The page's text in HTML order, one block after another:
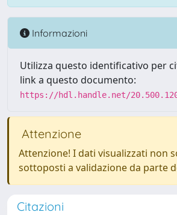
Informazioni
Utilizza questo identificativo per
link a questo documento:
https://hdl.handle.net/
Attenzione
Attenzione! I dati visualizzati non
sottoposti a validazione da parte
Citazioni